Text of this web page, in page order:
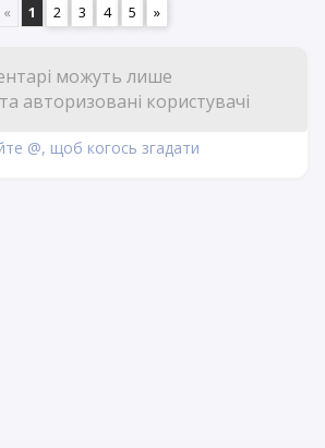
« 1 2 3 4 5 »
@, щоб когось згадати